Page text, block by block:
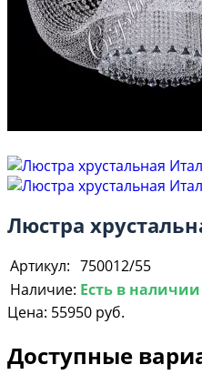
Люстра
Артикул: 750012/55
Наличие: Есть в наличии
Цена: 55950 руб.
Доступные